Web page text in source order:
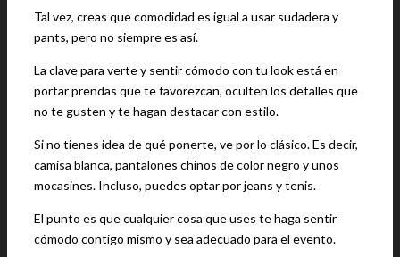
Tal vez, creas que comodidad es igual a usar sudadera y
pants, pero no siempre es así.
La clave para verte y sentir cómodo con tu look está en
portar prendas que te favorezcan, oculten los detalles que
no te gusten y te hagan destacar con estilo.
Si no tienes idea de qué ponerte, ve por lo clásico. Es decir,
camisa blanca, pantalones chinos de color negro y unos
mocasines. Incluso, puedes optar por jeans y tenis.
El punto es que cualquier cosa que uses te haga sentir
cómodo contigo mismo y sea adecuado para el evento.